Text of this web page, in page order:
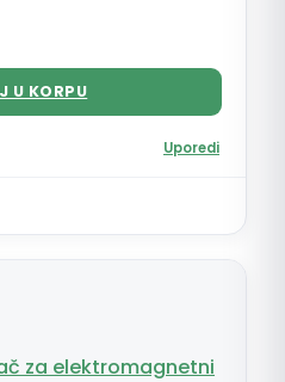
U KORPU
Uporedi